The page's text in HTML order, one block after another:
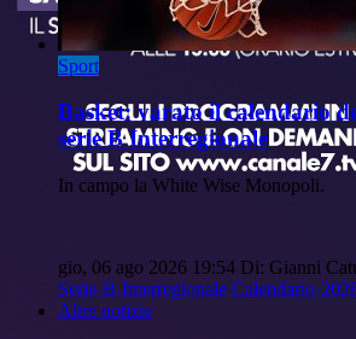
Sport
Basket: varato il calendario
serie B Interregionale
In campo la White Wise Monopoli.
gio, 06 ago 2026 19:54 Di: Gianni
Serie-B-Interregionale Calendario-
Altre notizie